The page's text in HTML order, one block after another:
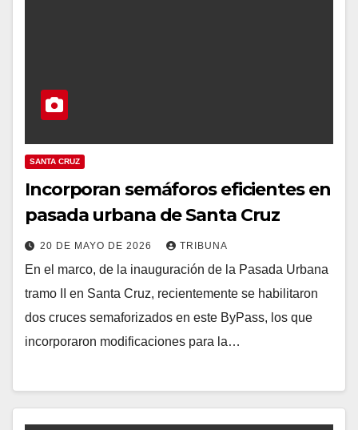
SANTA CRUZ
Incorporan semáforos eficientes en
pasada urbana de Santa Cruz
20 DE MAYO DE 2026 TRIBUNA
En el marco, de la inauguración de la Pasada Urbana
tramo II en Santa Cruz, recientemente se habilitaron
dos cruces semaforizados en este ByPass, los que
incorporaron modificaciones para la…